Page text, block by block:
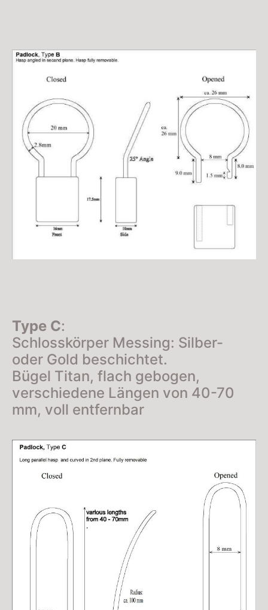
Type C:
Schlosskörper Messing: Silber-
oder Gold beschichtet.
Bügel Titan, flach gebogen,
verschiedene Längen von 40-70
mm, voll entfernbar